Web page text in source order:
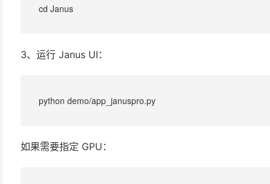
cd Janus
3、运行 Janus UI：
python demo/app_januspro.py
如果需要指定 GPU：